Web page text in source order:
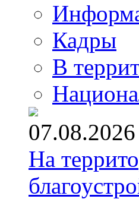
Кадры
В
07.08.2026
На